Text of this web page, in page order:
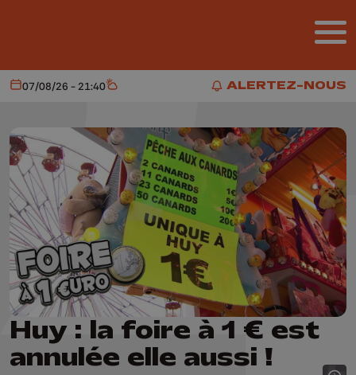
ALERTEZ-NOUS
ALERTEZ-NOUS
Aujourd'hui
07/08/26 - 21:40 Météo
Huy : la foire à 1 € est
annulée elle aussi !